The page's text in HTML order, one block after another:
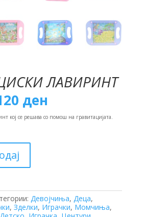
ЛАВИРИНТ
price
ден.
ден
is:120 ден.
кој се решава со помош на гравитацијата.
Девојчиња, Деца,
, Зделки, Играчки, Момчиња,